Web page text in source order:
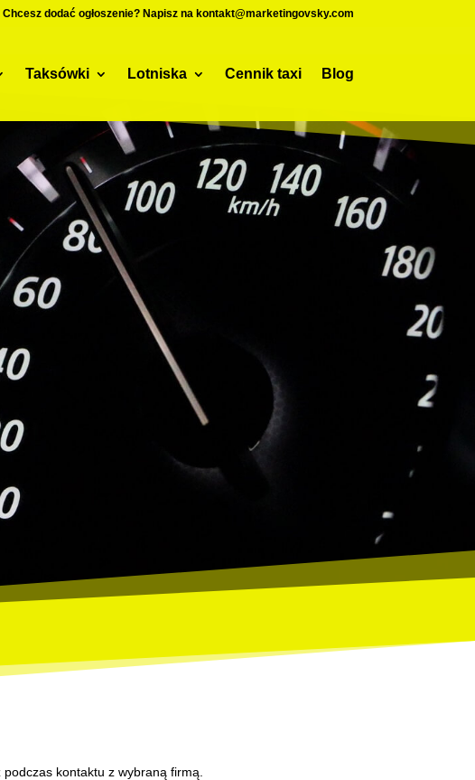
Chcesz dodać ogłoszenie? Napisz na kontakt@marketingovsky.com
Taksówki Lotniska Cennik taxi Blog
kontaktu z wybraną firmą.